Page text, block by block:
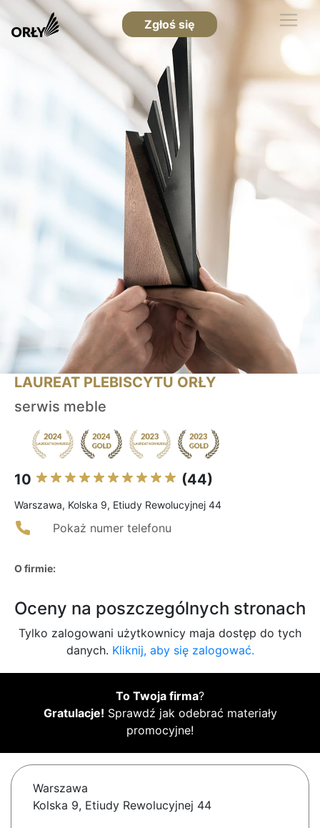
Zgłoś się
LAUREAT PLEBISCYTU ORŁY
serwis meble
10 (44)
Warszawa, Kolska 9, Etiudy Rewolucyjnej 44
Pokaż numer telefonu
O firmie:
Oceny na poszczególnych stronach
Tylko zalogowani użytkownicy maja dostęp do tych
danych. Kliknij, aby się zalogować.
To Twoja firma?
Gratulacje! Sprawdź jak odebrać materiały
promocyjne!
Warszawa
Kolska 9, Etiudy Rewolucyjnej 44